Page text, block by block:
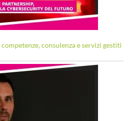
consulenza e servizi gestiti